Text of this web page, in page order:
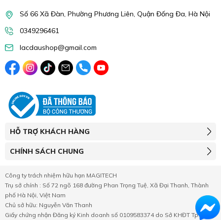
Số 66 Xã Đàn, Phường Phương Liên, Quận Đống Đa, Hà Nội
0349296461
lacdaushop@gmail.com
HỖ TRỢ KHÁCH HÀNG
CHÍNH SÁCH CHUNG
Công ty trách nhiệm hữu hạn MAGITECH
Trụ sở chính : Số 72 ngõ 168 đường Phan Trọng Tuệ, Xã Đại Thanh, Thành
phố Hà Nội, Việt Nam
Chủ sở hữu: Nguyễn Văn Thanh
Giấy chứng nhận Đăng ký Kinh doanh số 0109583374 do Sở KHĐT Tp.Hà